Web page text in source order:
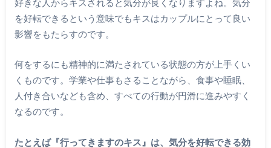
好きな人からキスされると気分が良くなりますよね。気分
を好転できるという意味でもキスはカップルにとって良い
影響をもたらすのです。
何をするにも精神的に満たされている状態の方が上手くい
くものです。学業や仕事もさることながら、食事や睡眠、
人付き合いなども含め、すべての行動が円滑に進みやすく
なるのです。
たとえば『行ってきますのキス』は、気分を好転できる効